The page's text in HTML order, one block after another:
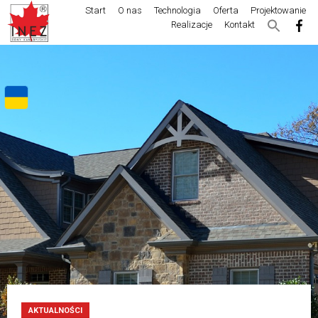
Start O nas Technologia Oferta
Projektowanie
Realizacje
Kontakt
AKTUALNOŚCI